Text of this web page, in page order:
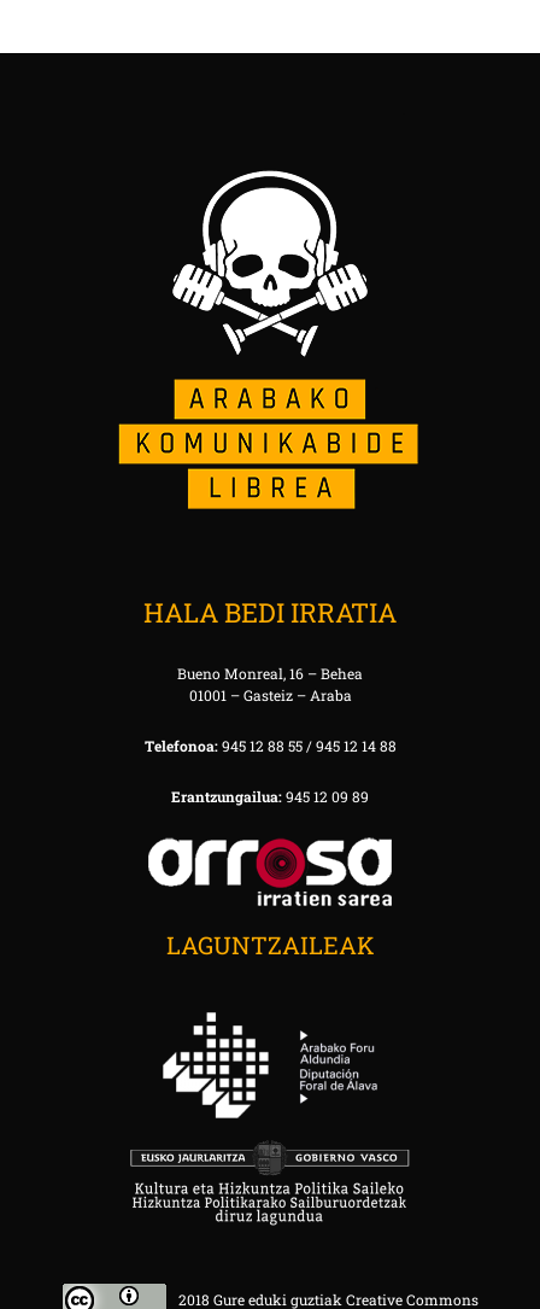
HALA BEDI IRRATIA
Bueno Monreal, 16 – Behea
01001 – Gasteiz – Araba
Telefonoa:945 12 88 55 / 945 12 14 88
Erantzungailua:945 12 09 89
LAGUNTZAILEAK
2018 Gure eduki guztiak Creative Commons